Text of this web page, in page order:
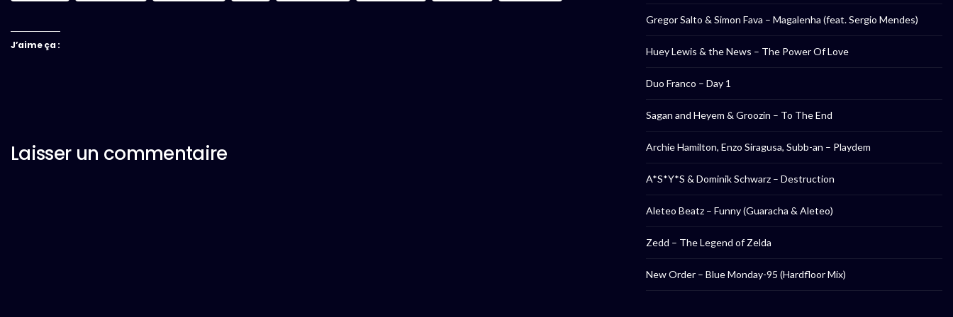
J’aime ça :
Laisser un commentaire
Gregor Salto & Simon Fava – Magalenha (feat. Sergio Mendes)
Huey Lewis & the News – The Power Of Love
Duo Franco – Day 1
Sagan and Heyem & Groozin – To The End
Archie Hamilton, Enzo Siragusa, Subb-an – Playdem
A*S*Y*S & Dominik Schwarz – Destruction
Aleteo Beatz – Funny (Guaracha & Aleteo)
Zedd – The Legend of Zelda
New Order – Blue Monday-95 (Hardfloor Mix)